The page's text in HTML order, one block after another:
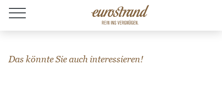
Jobs
Das könnte Sie auch interessieren!